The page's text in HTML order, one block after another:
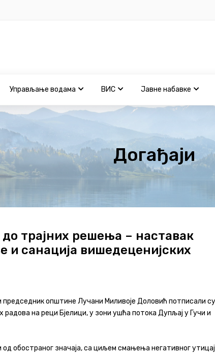
Управљање водама ВИС Јавне набавке
Догађаји
трајних решења – наставак
санација вишедеценијских
председник општине Лучани Миливоје Доловић потписали су
на реци Бјелици, у зони ушћа потока Дупљај у Гучи и
обостраног значаја, са циљем смањења негативног